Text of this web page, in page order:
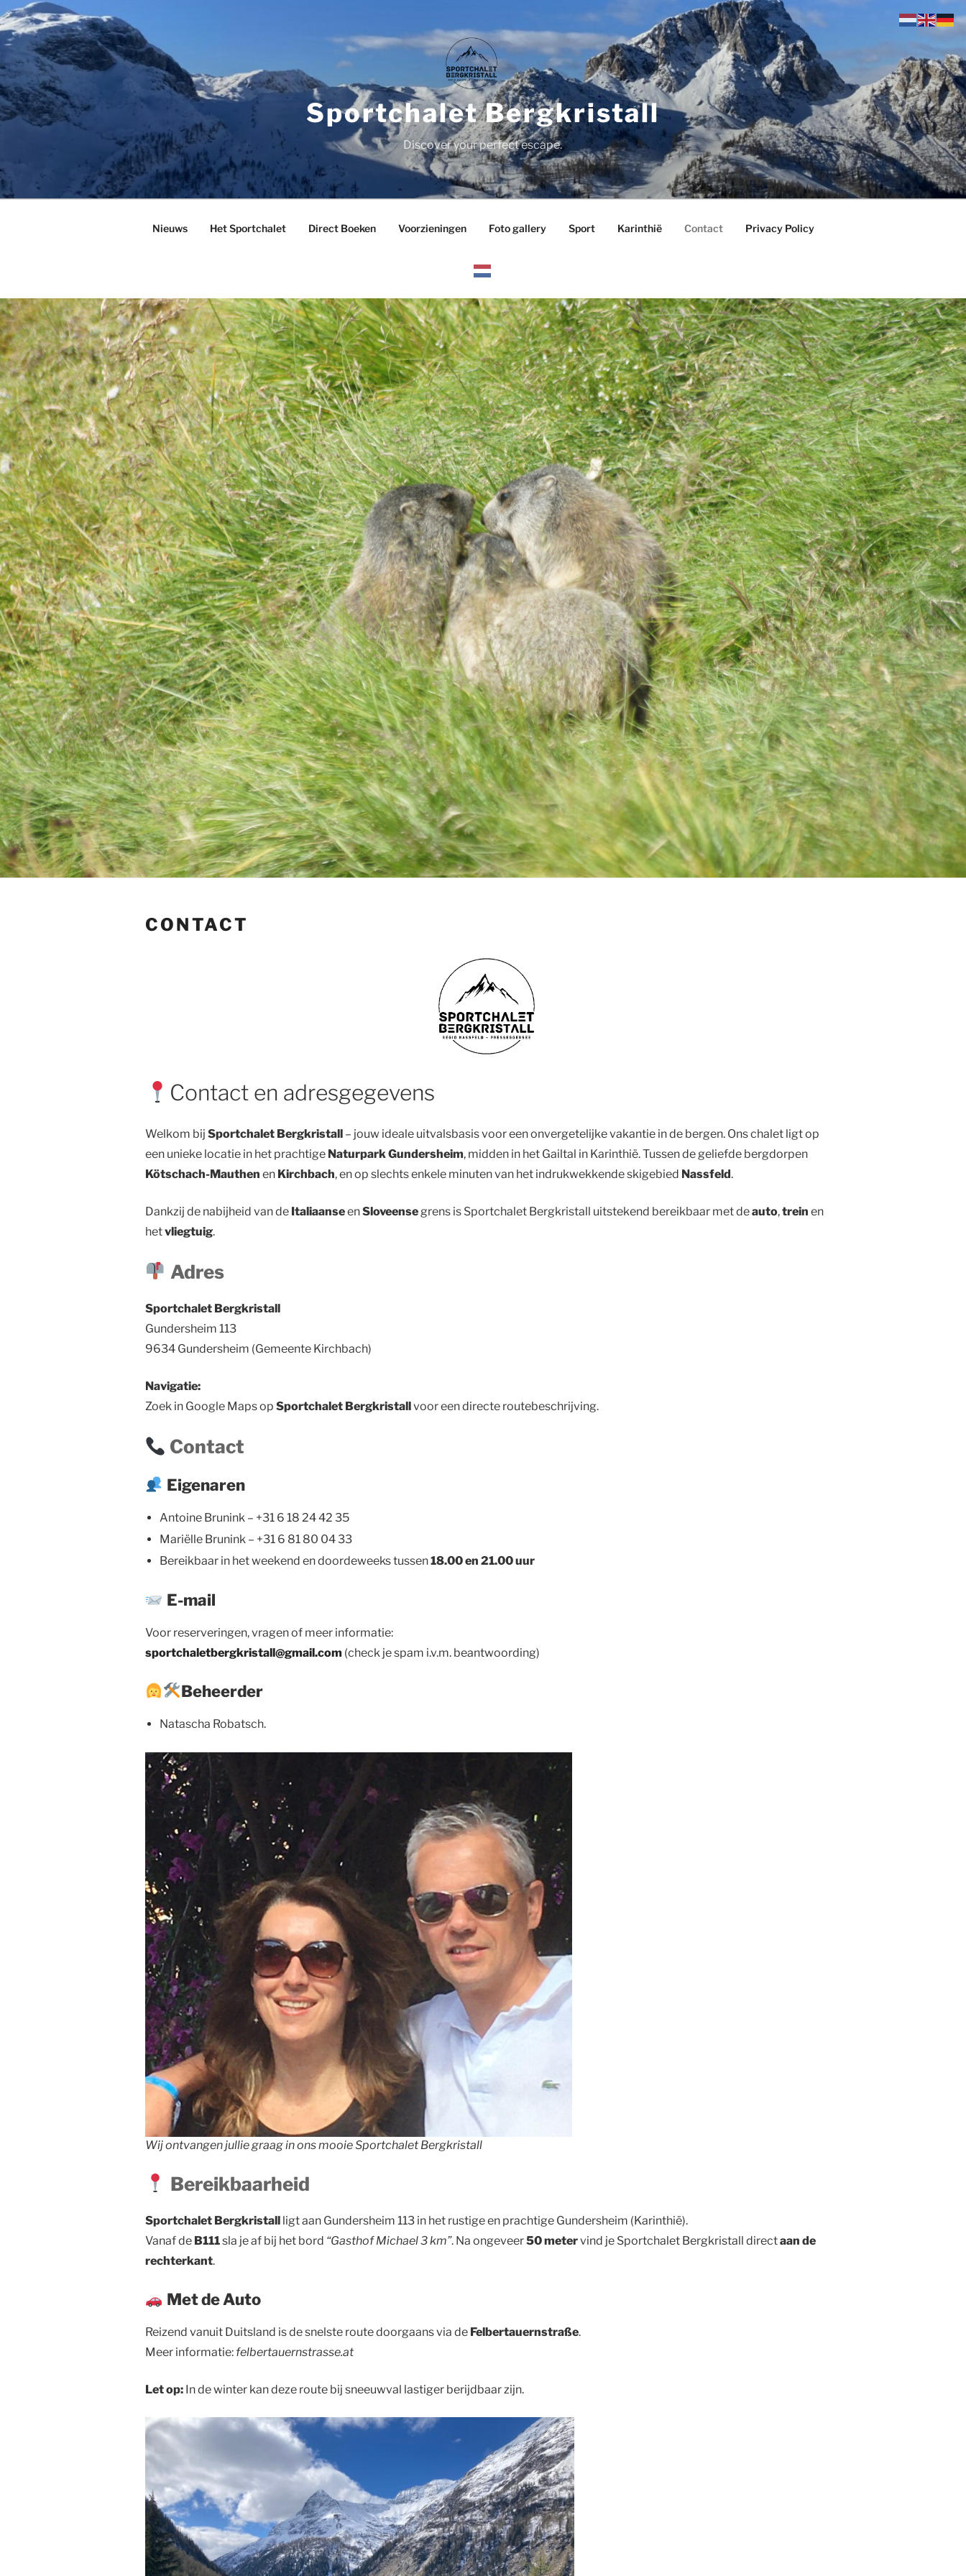
Ga
naar
de
inhoud
Sportchalet Bergkristall
Discover your perfect escape.
Nieuws Het Sportchalet Direct Boeken Voorzieningen Foto gallery Sport Karinthië Contact Privacy Policy
CONTACT
Contact en adresgegevens
Welkom bij Sportchalet Bergkristall– jouw ideale uitvalsbasis voor een onvergetelijke vakantie in de bergen. Ons chalet ligt op
een unieke locatie in het prachtige Naturpark Gundersheim, midden in het Gailtal in Karinthië. Tussen de geliefde bergdorpen
Kötschach-Mauthen en Kirchbach, en op slechts enkele minuten van het indrukwekkende skigebied Nassfeld.
Dankzij de nabijheid van de ItaliaanseenSloveensegrens is Sportchalet Bergkristall uitstekend bereikbaar met deauto,trein en
hetvliegtuig.
Adres
Sportchalet Bergkristall
Gundersheim 113
9634 Gundersheim (Gemeente Kirchbach)
Navigatie:
Zoek in Google Maps op Sportchalet Bergkristall voor een directe routebeschrijving.
Contact
Eigenaren
Antoine Brunink – +31 6 18 24 42 35
Mariëlle Brunink – +31 6 81 80 04 33
Bereikbaar in het weekend en doordeweeks tussen18.00 en 21.00 uur
E-mail
Voor reserveringen, vragen of meer informatie:
sportchaletbergkristall@gmail.com (check je spam i.v.m. beantwoording)
Beheerder
Natascha Robatsch.
Wij ontvangen jullie graag in ons mooie Sportchalet Bergkristall
Bereikbaarheid
Sportchalet Bergkristall ligt aan Gundersheim 113 in het rustige en prachtige Gundersheim (Karinthië).
Vanaf de B111sla je af bij het bord “Gasthof Michael 3 km”. Na ongeveer50 metervind je Sportchalet Bergkristall directaan de
rechterkant.
Met de Auto
Reizend vanuit Duitsland is de snelste route doorgaans via de Felbertauernstraße.
Meer informatie: felbertauernstrasse.at
Let op:In de winter kan deze route bij sneeuwval lastiger berijdbaar zijn.